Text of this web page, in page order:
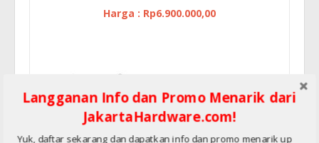
Harga : Rp6.900.000,00
Langganan Info dan Promo Menarik dari
JakartaHardware.com!
Yuk, daftar sekarang dan dapatkan info dan promo menarik up